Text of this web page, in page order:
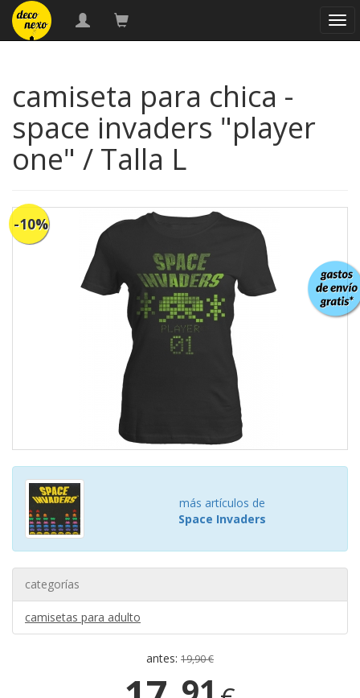
camiseta para chica -
space invaders "player
one" / Talla L
-10%
más artículos de
Space Invaders
categorías
camisetas para adulto
antes: 19,90 €